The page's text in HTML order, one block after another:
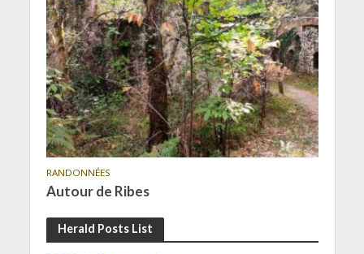
RANDONNÉES
Autour de Ribes
Herald Posts List